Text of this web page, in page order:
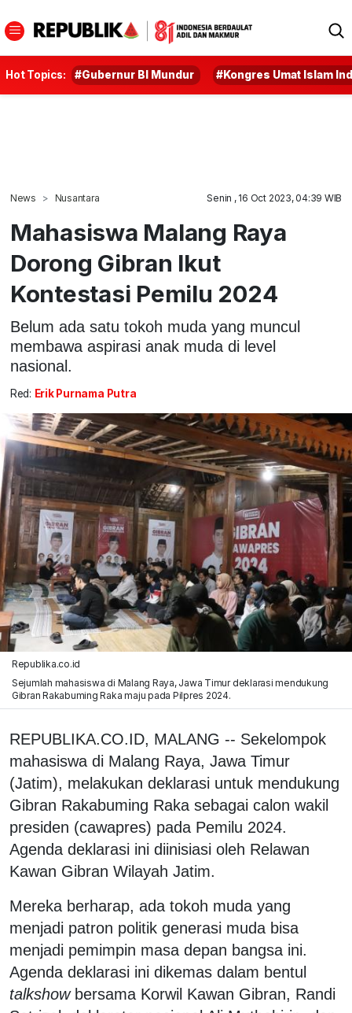
Hot Topics: #Gubernur BI Mundur #Kongres Umat Islam
News Nusantara Senin , 16 Oct 2023, 04:39 WIB
Mahasiswa Malang Raya
Dorong Gibran Ikut
Kontestasi Pemilu 2024
Belum ada satu tokoh muda yang muncul
membawa aspirasi anak muda di level
nasional.
Red: Erik Purnama Putra
Republika.co.id
Sejumlah mahasiswa di Malang Raya, Jawa Timur deklarasi mendukung
Gibran Rakabuming Raka maju pada Pilpres 2024.
REPUBLIKA.CO.ID, MALANG -- Sekelompok
mahasiswa di Malang Raya, Jawa Timur
(Jatim), melakukan deklarasi untuk mendukung
Gibran Rakabuming Raka sebagai calon wakil
presiden (cawapres) pada Pemilu 2024.
Agenda deklarasi ini diinisiasi oleh Relawan
Kawan Gibran Wilayah Jatim.
Mereka berharap, ada tokoh muda yang
menjadi patron politik generasi muda bisa
menjadi pemimpin masa depan bangsa ini.
Agenda deklarasi ini dikemas dalam bentul
talkshowbersama Korwil Kawan Gibran, Randi